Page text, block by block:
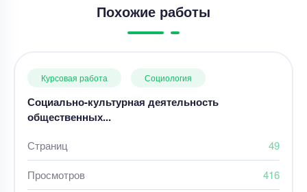
Похожие работы
Курсовая работа Социология
Социально-культурная деятельность
общественных...
Страниц 49
Просмотров 416